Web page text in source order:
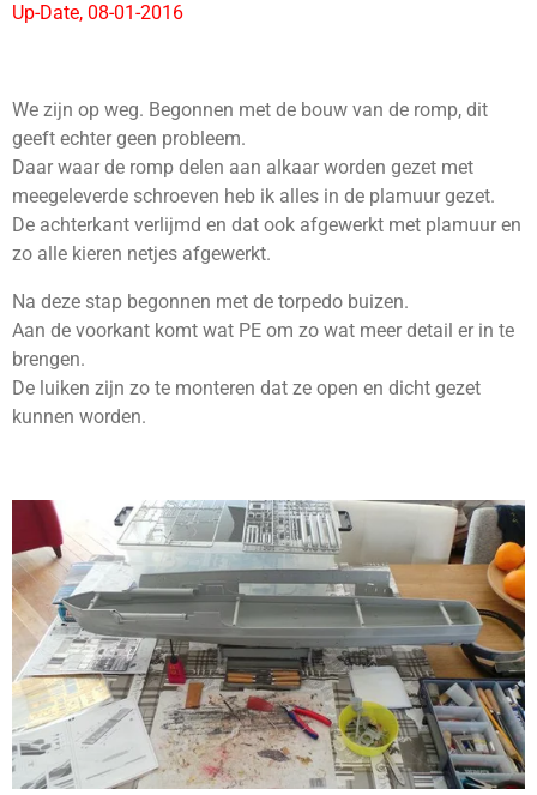
Up-Date, 08-01-2016
We zijn op weg. Begonnen met de bouw van de romp, dit
geeft echter geen probleem.
Daar waar de romp delen aan alkaar worden gezet met
meegeleverde schroeven heb ik alles in de plamuur gezet.
De achterkant verlijmd en dat ook afgewerkt met plamuur en
zo alle kieren netjes afgewerkt.
Na deze stap begonnen met de torpedo buizen.
Aan de voorkant komt wat PE om zo wat meer detail er in te
brengen.
De luiken zijn zo te monteren dat ze open en dicht gezet
kunnen worden.